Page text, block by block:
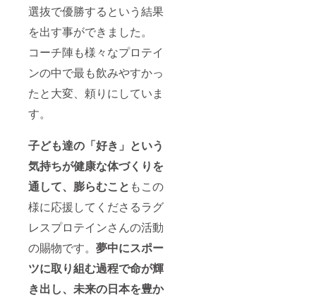
選抜で優勝するという結果
を出す事ができました。
コーチ陣も様々なプロテイ
ンの中で最も飲みやすかっ
たと大変、頼りにしていま
す。
子ども達の「好き」という
気持ちが健康な体づくりを
通して、膨らむこと もこの
様に応援してくださるラグ
レスプロテインさんの活動
の賜物です。 夢中にスポー
ツに取り組む過程で命が輝
き出し、未来の日本を豊か